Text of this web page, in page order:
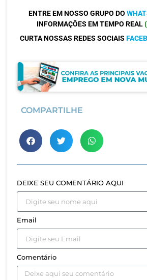
ENTRE EM NOSSO GRUPO DO
INFORMAÇÕES EM TEMPO REAL
CURTA NOSSAS REDES SOCIAIS
COMPARTILHE
DEIXE SEU COMENTÁRIO AQUI
Email
Comentário